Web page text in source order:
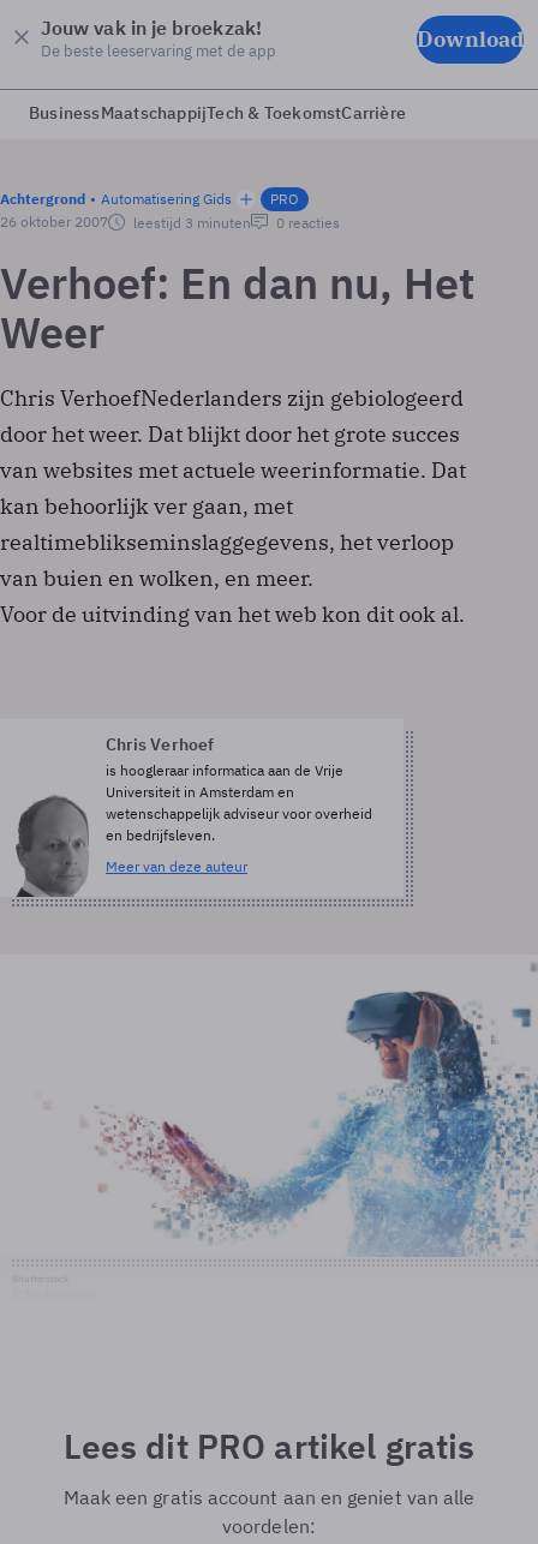
Jouw vak in je broekzak!
De beste leeservaring met de app Download
BusinessMaatschappijTech & ToekomstCarrière
Achtergrond Automatisering Gids
PRO
26 oktober 2007
leestijd 3 minuten 0 reacties
Verhoef: En dan nu, Het
Weer
Chris VerhoefNederlanders zijn gebiologeerd
door het weer. Dat blijkt door het grote succes
van websites met actuele weerinformatie. Dat
kan behoorlijk ver gaan, met
realtimeblikseminslaggegevens, het verloop
van buien en wolken, en meer.
Voor de uitvinding van het web kon dit ook al.
Chris Verhoef
is hoogleraar informatica aan de Vrije
Universiteit in Amsterdam en
wetenschappelijk adviseur voor overheid
en bedrijfsleven.
Meer van deze auteur
Lees dit PRO artikel gratis
Maak een gratis account aan en geniet van alle
voordelen: